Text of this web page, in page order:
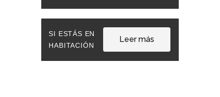
SI ESTÁS EN
HABITACIÓN
Leer más